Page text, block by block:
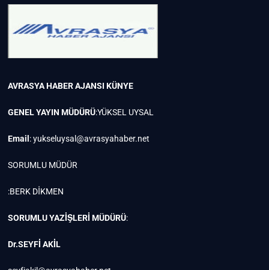
AVRASYA HABER AJANSIKÜNYE
GENEL YAYIN MÜDÜRÜ:YÜKSEL UYSAL
Email :yukseluysal@avrasyahaber.net
SORUMLU MÜDÜR
:BERK DİKMEN
SORUMLU YAZİŞLERİ MÜDÜRÜ:
Dr.SEYFİ AKİL